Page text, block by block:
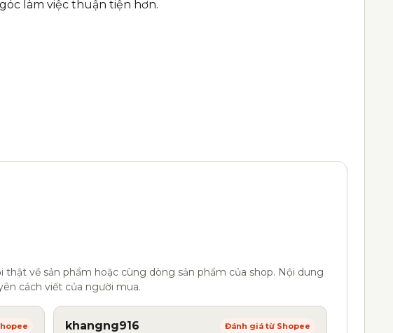
làm việc thuận tiện hơn.
thật về sản phẩm hoặc cùng dòng sản phẩm của shop. Nội dung
cách viết của người mua.
khangng916 Đánh giá từ Shopee